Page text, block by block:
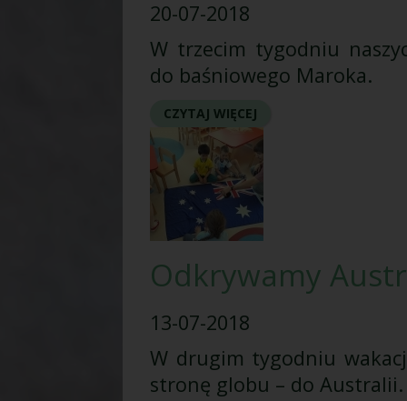
20-07-2018
W trzecim tygodniu
do baśniowego Maroka.
CZYTAJ WIĘCEJ
Odkrywamy
13-07-2018
W drugim tygodniu
stronę globu – do Australii.